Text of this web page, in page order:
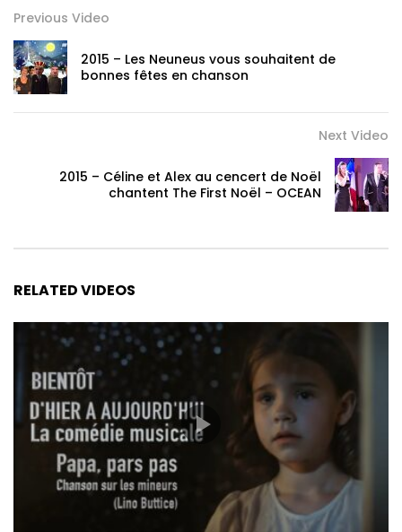
Previous Video
2015 – Les Neuneus vous souhaitent de
bonnes fêtes en chanson
Next Video
2015 – Céline et Alex au cencert de Noël
chantent The First Noël – OCEAN
RELATED VIDEOS